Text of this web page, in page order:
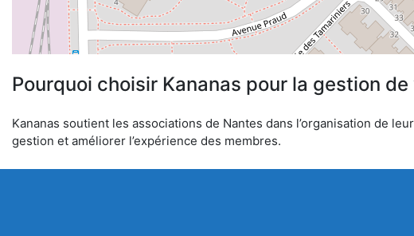
Pourquoi choisir Kananas pour la gestion
Kananas soutient les associations de Nantes dans l’organisation de
gestion et améliorer l’expérience des membres.